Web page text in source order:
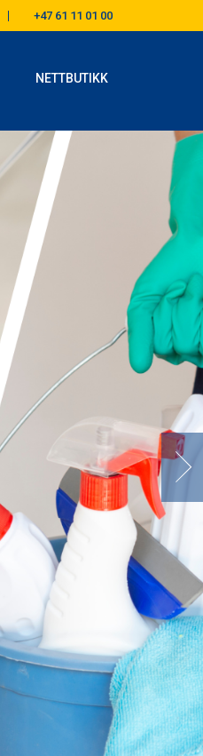
+47 61 11 01 00
NETTBUTIKK